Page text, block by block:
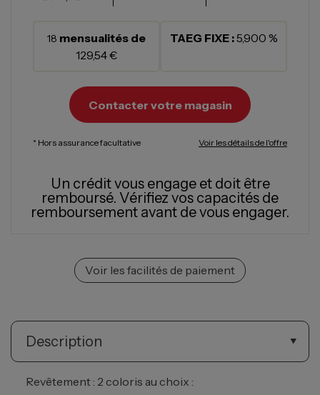
18 mensualités de
129,54 €
TAEG FIXE :5,900 %
Contacter votre magasin
* Hors assurance facultative Voir les détails de l'offre
Un crédit vous engage et doit être
remboursé. Vérifiez vos capacités de
remboursement avant de vous engager.
Voir les facilités de paiement
Description
Revêtement : 2 coloris au choix :